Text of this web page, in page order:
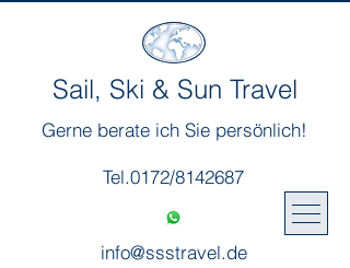
Sail, Ski & Sun Travel
Gerne berate ich Sie persönlich!
Tel.0172/8142687
info@ssstravel.de